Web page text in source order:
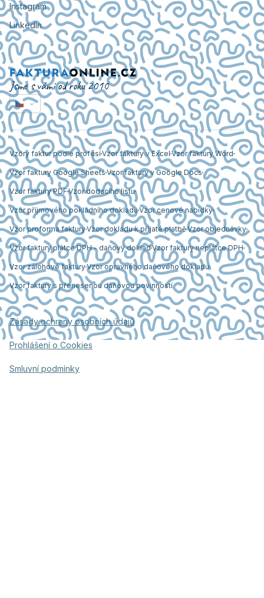
Instagram
LinkedIn
Jsme s vámi od roku 2010
Vzory faktur podle profesíVzor faktury v Excel Vzor faktury Word
Vzor faktury Google Sheets Vzor faktury v Google Docs
Vzor faktury PDF Vzor dodacího listu
Vzor příjmového pokladního dokladuVzor cenové nabídky
Vzor proforma fakturyVzor dokladu k přijaté platběVzor objednávky
Vzor faktury plátce DPH - daňový dokladVzor faktury neplátce DPH
Vzor zálohové fakturyVzor opravného daňového dokladu
Vzor faktury s přenesenou daňovou povinností
Zásady ochrany osobních údajů
Prohlášení o Cookies
Smluvní podmínky